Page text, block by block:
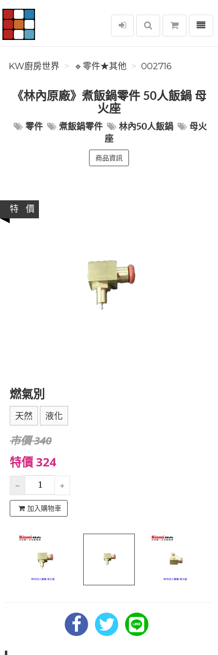
KW廚房世界
選單
KW廚房世界 🔹零件★其他 002716
《林內原廠》煮飯鍋零件 50人飯鍋 母
火座
零件 煮飯鍋零件 林內50人飯鍋
母火
座
商品資訊
特 價
燃氣別
天然 液化
市價 340
特價 324
加入購物車